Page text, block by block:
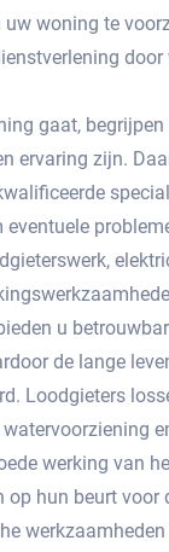
uw woning te
gaat,
ervaring zijn.
u
de lange
Loodgieters
werking van
op hun beurt voor